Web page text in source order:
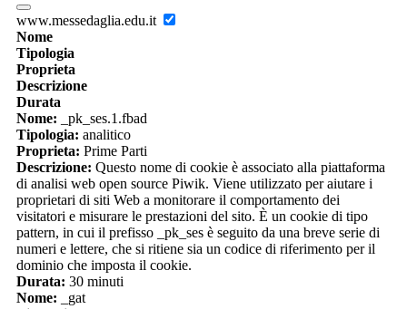
www.messedaglia.edu.it
Nome
Tipologia
Proprieta
Descrizione
Durata
Nome: _pk_ses.1.fbad
Tipologia: analitico
Proprieta: Prime Parti
Descrizione: Questo nome di cookie è associato alla piattaforma
di analisi web open source Piwik. Viene utilizzato per aiutare i
proprietari di siti Web a monitorare il comportamento dei
visitatori e misurare le prestazioni del sito. È un cookie di tipo
pattern, in cui il prefisso _pk_ses è seguito da una breve serie di
numeri e lettere, che si ritiene sia un codice di riferimento per il
dominio che imposta il cookie.
Durata: 30 minuti
Nome: _gat